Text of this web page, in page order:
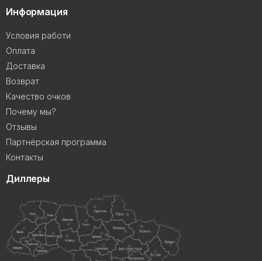
Информация
Условия работи
Оплата
Доставка
Возврат
Качество очков
Почему мы?
Отзывы
Партнёрская программа
Контакты
Диллеры